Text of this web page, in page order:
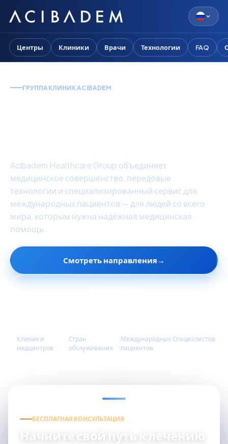
Центры Клиники Врачи Технологии FAQ
ГРУППА КЛИНИК ACIBADEM
Acibadem Healthcare Group объединяет
медицинское совершенство, передовые
технологии и специализированный сервис для
международных пациентов — для людей со всего
мира, которым нужна надёжная медицинская
помощь.
Смотреть направления →
Клиник и
медцентров
Стран
обслуживания
Международных
пациентов
Специалистов
БЕСПЛАТНАЯ КОНСУЛЬТАЦИЯ
Начните свой путь к лечению